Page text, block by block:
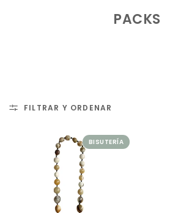
PACKS
FILTRAR Y ORDENAR
BISUTERÍA